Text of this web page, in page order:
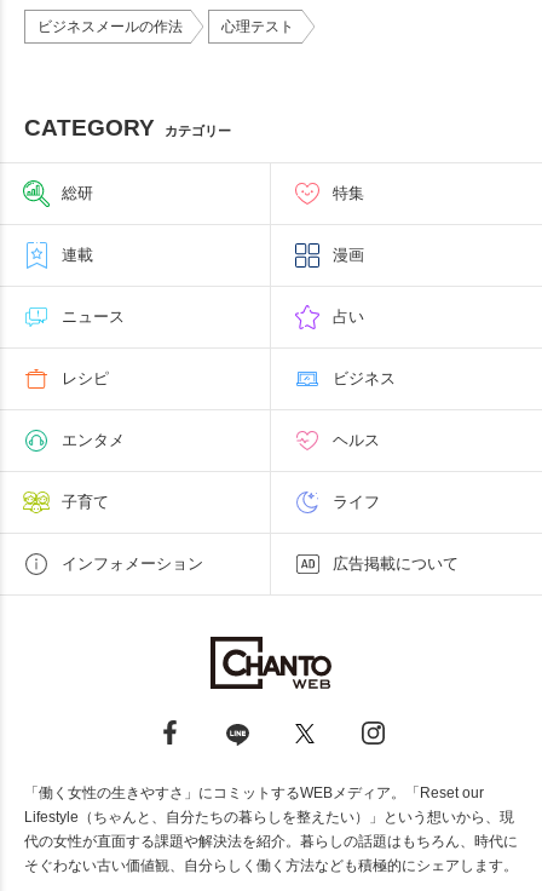
ビジネスメールの作法 心理テスト
CATEGORY カテゴリー
総研 特集
連載 漫画
ニュース 占い
レシピ ビジネス
エンタメ ヘルス
子育て ライフ
インフォメーション 広告掲載について
「働く女性の生きやすさ」にコミットするWEBメディア。「Reset our
Lifestyle（ちゃんと、自分たちの暮らしを整えたい）」という想いから、現
代の女性が直面する課題や解決法を紹介。暮らしの話題はもちろん、時代に
そぐわない古い価値観、自分らしく働く方法なども積極的にシェアします。